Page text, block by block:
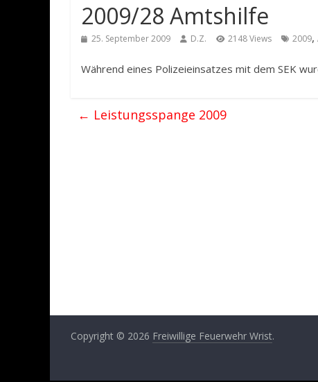
2009/28 Amtshilfe
25. September 2009 D.Z. 2148 Views 2009,
Während eines Polizeieinsatzes mit dem SEK
← Leistungsspange 2009
Copyright © 2026 Freiwillige Feuerwehr Wrist.